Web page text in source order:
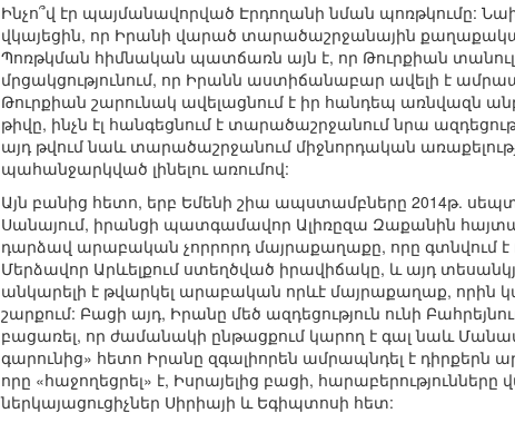
Ինչո՞վ էր պայմանավորված Էրդողանի նման պոռթկումը:
վկայեցին, որ Իրանի վարած տարածաշրջանային
Պոռթկման հիմնական պատճառն այն է, որ Թուրքիան
մրցակցությունում, որ Իրանն աստիճանաբար ավելի է
Թուրքիան շարունակ ավելացնում է իր հանդեպ առնվազն
թիվը, ինչն էլ հանգեցնում է տարածաշրջանում նրա
այդ թվում նաև տարածաշրջանում միջնորդական
պահանջարկված լինելու առումով:
Այն բանից հետո, երբ Եմենի շիա ապստամբները 2014թ.
Սանայում, իրանցի պատգամավոր Ալիռըզա Զաքանին
դարձավ արաբական չորրորդ մայրաքաղաքը, որը գտնվում է
Մերձավոր Արևելքում ստեղծված իրավիճակը, և այդ
անկարելի է թվարկել արաբական որևէ մայրաքաղաք, որին
շարքում: Բացի այդ, Իրանը մեծ ազդեցություն ունի
բացառել, որ ժամանակի ընթացքում կարող է գալ նաև
գարունից» հետո Իրանը զգալիորեն ամրապնդել է դիրքերն
որը «հաջողեցրել» է, Իսրայելից բացի,
ներկայացուցիչներ Սիրիայի և Եգիպտոսի հետ: